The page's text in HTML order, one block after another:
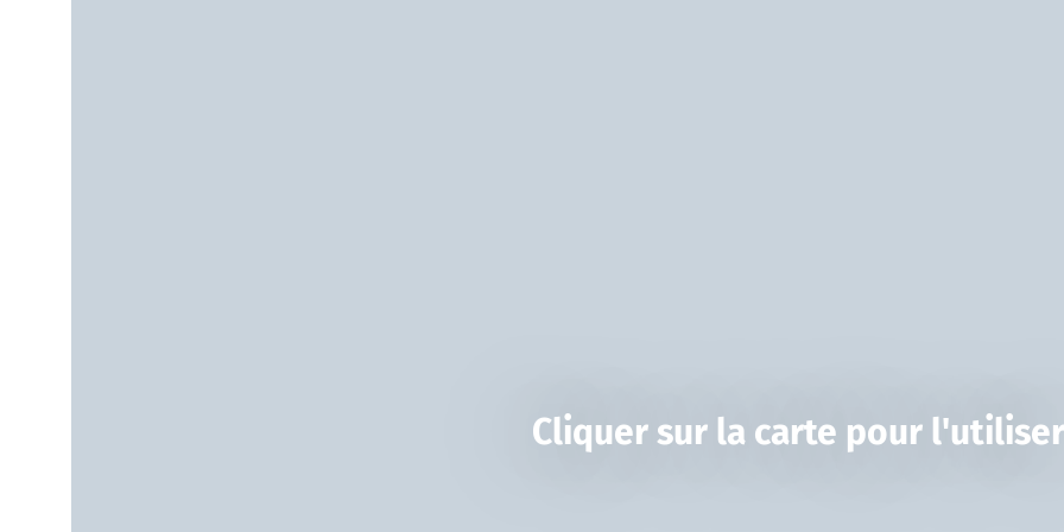
Cliquer sur la carte pour l'utiliser